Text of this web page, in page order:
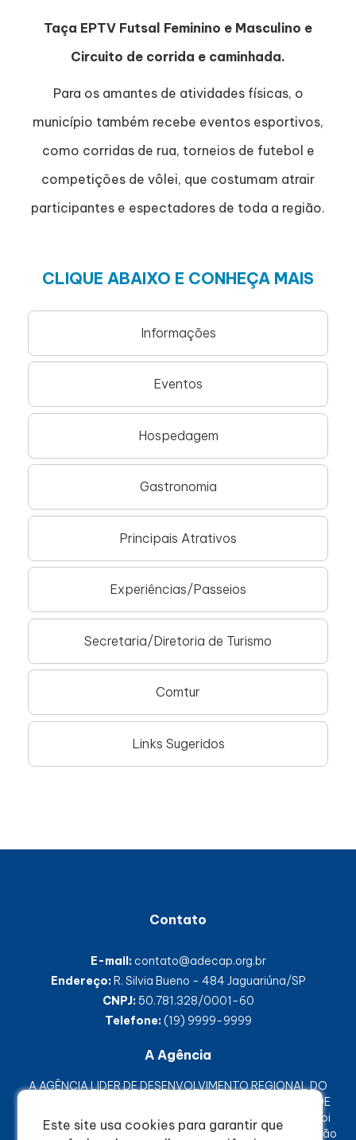
Este site usa cookies para garantir que
Taça EPTV Futsal Feminino e Masculino e
Circuito de corrida e caminhada.
Para os amantes de atividades físicas, o
município também recebe eventos esportivos,
como corridas de rua, torneios de futebol e
competições de vôlei, que costumam atrair
participantes e espectadores de toda a região.
CLIQUE ABAIXO E CONHEÇA MAIS
Informações
Eventos
Hospedagem
Gastronomia
Principais Atrativos
Experiências/Passeios
Secretaria/Diretoria de Turismo
Comtur
Links Sugeridos
Contato
E-mail: contato@adecap.org.br
Endereço:R. Silvia Bueno - 484 Jaguariúna/SP
CNPJ:50.781.328/0001-60
Telefone:(19) 9999-9999
A Agência
A AGÊNCIA LIDER DE DESENVOLVIMENTO REGIONAL DO
CIRCUITO DAS ÁGUAS PAULISTA, ou apenas AGÊNCIA DE
DESENVOLVIMENTO CIRCUITO DAS ÁGUAS PAULISTA, foi
criada em 15 de dezembro de 2022 como uma associação